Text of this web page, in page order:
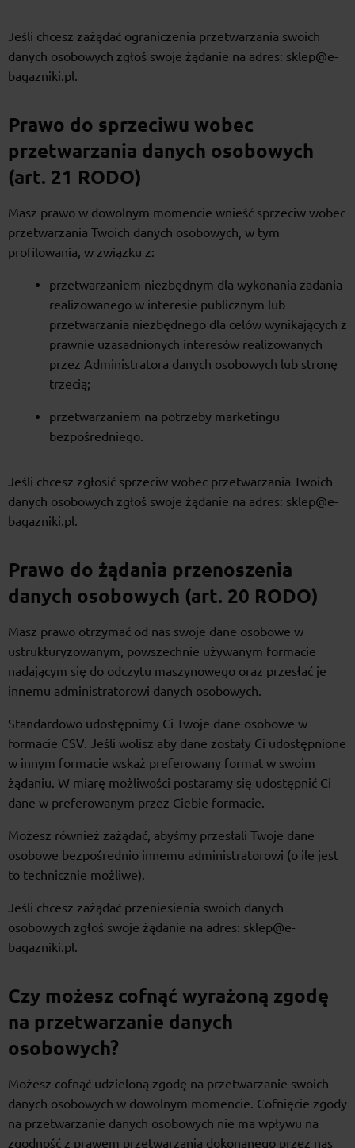
Jeśli chcesz zażądać ograniczenia przetwarzania swoich
danych osobowych zgłoś swoje żądanie na adres: sklep@e-
bagazniki.pl.
Prawo do sprzeciwu wobec
przetwarzania danych osobowych
(art. 21 RODO)
Masz prawo w dowolnym momencie wnieść sprzeciw wobec
przetwarzania Twoich danych osobowych, w tym
profilowania, w związku z:
przetwarzaniem niezbędnym dla wykonania zadania
realizowanego w interesie publicznym lub
przetwarzania niezbędnego dla celów wynikających z
prawnie uzasadnionych interesów realizowanych
przez Administratora danych osobowych lub stronę
trzecią;
przetwarzaniem na potrzeby marketingu
bezpośredniego.
Jeśli chcesz zgłosić sprzeciw wobec przetwarzania Twoich
danych osobowych zgłoś swoje żądanie na adres: sklep@e-
bagazniki.pl.
Prawo do żądania przenoszenia
danych osobowych (art. 20 RODO)
Masz prawo otrzymać od nas swoje dane osobowe w
ustrukturyzowanym, powszechnie używanym formacie
nadającym się do odczytu maszynowego oraz przesłać je
innemu administratorowi danych osobowych.
Standardowo udostępnimy Ci Twoje dane osobowe w
formacie CSV. Jeśli wolisz aby dane zostały Ci udostępnione
w innym formacie wskaż preferowany format w swoim
żądaniu. W miarę możliwości postaramy się udostępnić Ci
dane w preferowanym przez Ciebie formacie.
Możesz również zażądać, abyśmy przesłali Twoje dane
osobowe bezpośrednio innemu administratorowi (o ile jest
to technicznie możliwe).
Jeśli chcesz zażądać przeniesienia swoich danych
osobowych zgłoś swoje żądanie na adres: sklep@e-
bagazniki.pl.
Czy możesz cofnąć wyrażoną zgodę
na przetwarzanie danych
osobowych?
Możesz cofnąć udzieloną zgodę na przetwarzanie swoich
danych osobowych w dowolnym momencie. Cofnięcie zgody
na przetwarzanie danych osobowych nie ma wpływu na
zgodność z prawem przetwarzania dokonanego przez nas